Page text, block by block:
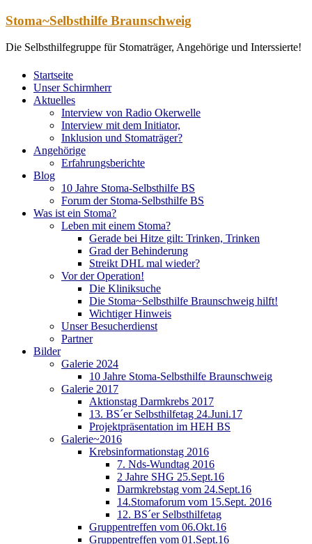
Zum
springen
Stoma~Selbsthilfe Braunschweig
Die Selbsthilfegruppe für Stomaträger, Angehörige und Interssierte!
Startseite
Unser Schirmherr
Aktuelles
Interview von Radio Okerwelle
Interview mit dem Initiator,
Inklusion und Stomaträger?
Angehörige
Erfahrungsberichte
Blog
10 Jahre Stoma-Selbsthilfe BS
Forum der Stoma-Selbsthilfe BS
Was ist ein Stoma?
Leben mit einem Stoma?
Gerade bei Hitze gilt: Trinken, Trinken
Grad der Behinderung
Streikt DHL mal wieder?
Vor der Operation!
Die Kliniksuche
Die Stoma~Selbsthilfe Braunschweig hilft!
Wichtiger Hinweis
Unser Besucherdienst
Partner
Bilder
Galerie 2024
10 Jahre Stoma-Selbsthilfe Braunschweig
Galerie 2017
Aktionstag Darmkrebs 2017
13. BS´er Selbsthilfetag 24.Juni.17
Projektpräsentation im HEH BS
Galerie~2016
Krebsinformationstag 2016
7. Nds-Wundtag 2016
2 Jahre SHG 25.Sept.16
Darmkrebstag vom 24.Sept.16
14.Stomaforum vom 15.Sept. 2016
12. BS´er Selbsthilfetag
Gruppentreffen vom 06.Okt.16
Gruppentreffen vom 01.Sept.16